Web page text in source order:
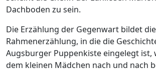
Dachboden zu sein.
Die Erzählung der Gegenwart bildet die
Rahmenerzählung, in die die
Augsburger Puppenkiste eingelegt ist,
dem kleinen Mädchen nach und nach